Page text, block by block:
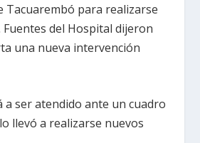
Tacuarembó para realizarse
del Hospital dijeron
una nueva intervención
a ser atendido ante un cuadro
llevó a realizarse nuevos